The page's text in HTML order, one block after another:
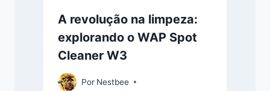
A revolução na limpeza:
explorando o WAP Spot
Cleaner W3
Por Nestbee